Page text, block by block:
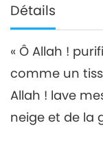
Détails
« Ô Allah !
comme un
Allah ! lave
neige et de la